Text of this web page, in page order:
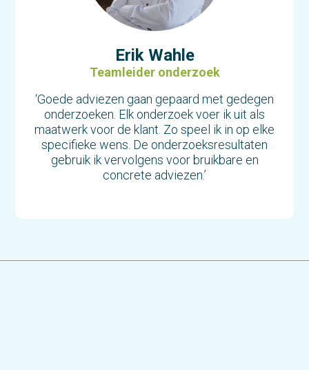
Erik Wahle
Teamleider onderzoek
‘Goede adviezen gaan gepaard met gedegen
onderzoeken. Elk onderzoek voer ik uit als
maatwerk voor de klant. Zo speel ik in op elke
specifieke wens. De onderzoeksresultaten
gebruik ik vervolgens voor bruikbare en
concrete adviezen.’